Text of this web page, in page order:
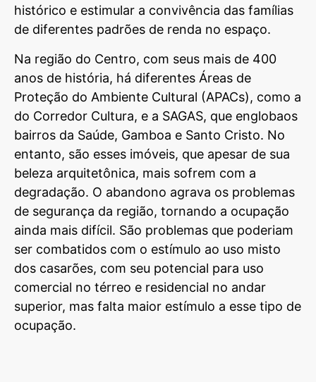
histórico e estimular a convivência das famílias
de diferentes padrões de renda no espaço.
Na região do Centro, com seus mais de 400
anos de história, há diferentes Áreas de
Proteção do Ambiente Cultural (APACs), como a
do Corredor Cultura, e a SAGAS, que englobaos
bairros da Saúde, Gamboa e Santo Cristo. No
entanto, são esses imóveis, que apesar de sua
beleza arquitetônica, mais sofrem com a
degradação. O abandono agrava os problemas
de segurança da região, tornando a ocupação
ainda mais difícil. São problemas que poderiam
ser combatidos com o estímulo ao uso misto
dos casarões, com seu potencial para uso
comercial no térreo e residencial no andar
superior, mas falta maior estímulo a esse tipo de
ocupação.